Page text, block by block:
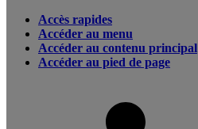
Accès rapides
Accéder au menu
Accéder au contenu principal
Accéder au pied de page